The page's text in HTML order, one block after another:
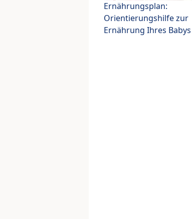
Ernährungsplan:
Orientierungshilfe zur
Ernährung Ihres Babys